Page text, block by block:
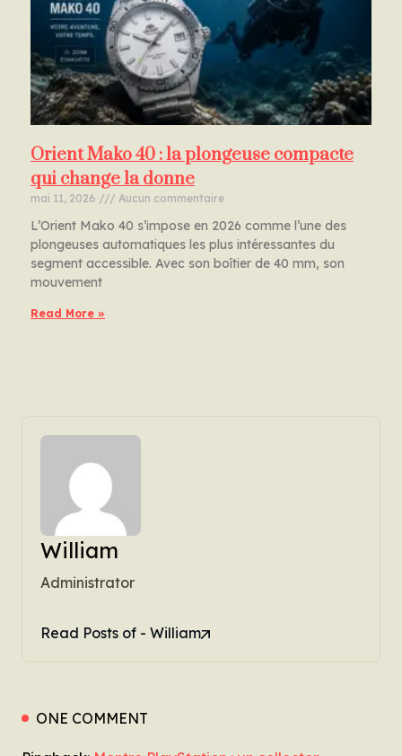
Orient Mako 40 : la plongeuse compacte
qui change la donne
mai 11, 2026 Aucun commentaire
L’Orient Mako 40 s’impose en 2026 comme l’une des
plongeuses automatiques les plus intéressantes du
segment accessible. Avec son boîtier de 40 mm, son
mouvement
Read More »
William
Administrator
Read Posts of - William
ONE COMMENT